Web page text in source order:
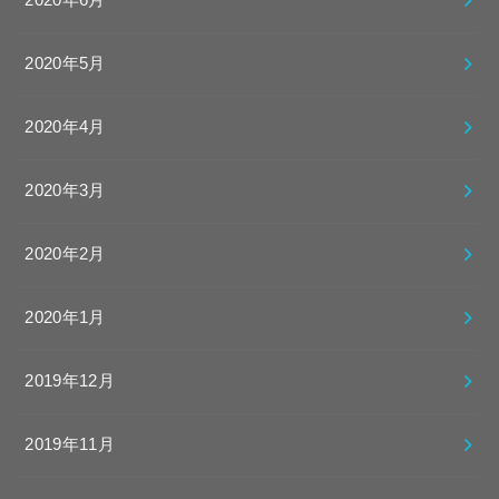
2020年5月
2020年4月
2020年3月
2020年2月
2020年1月
2019年12月
2019年11月